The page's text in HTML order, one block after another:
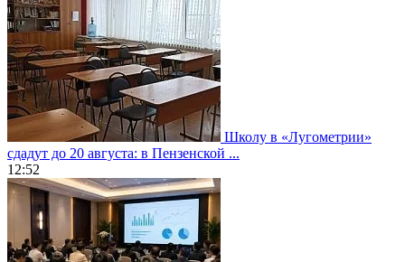
Школу в «Лугометрии»
сдадут до 20 августа: в Пензенской ...
12:52